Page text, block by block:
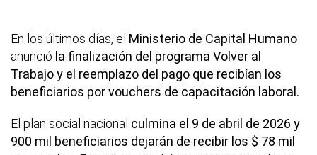
En los últimos días, el Ministerio de Capital Humano
anunció la finalización del programa Volver al
Trabajo y el reemplazo del pago que recibían los
beneficiarios por vouchers de capacitación laboral.
El plan social nacional culmina el 9 de abril de 2026 y
900 mil beneficiarios dejarán de recibir los $ 78 mil